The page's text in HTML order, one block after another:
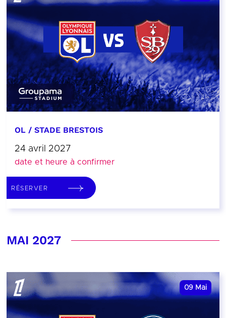
OL / STADE BRESTOIS
24 avril 2027
date et heure à confirmer
RÉSERVER
MAI 2027
09 Mai